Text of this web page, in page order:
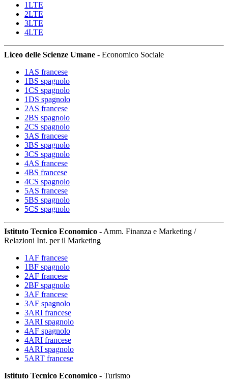
1LTE
2LTE
3LTE
4LTE
Liceo delle Scienze Umane - Economico Sociale
1AS francese
1BS spagnolo
1CS spagnolo
1DS spagnolo
2AS francese
2BS spagnolo
2CS spagnolo
3AS francese
3BS spagnolo
3CS spagnolo
4AS francese
4BS francese
4CS spagnolo
5AS francese
5BS spagnolo
5CS spagnolo
Istituto Tecnico Economico - Amm. Finanza e Marketing /
Relazioni Int. per il Marketing
1AF francese
1BF spagnolo
2AF francese
2BF spagnolo
3AF francese
3AF spagnolo
3ARI francese
3ARI spagnolo
4AF spagnolo
4ARI francese
4ARI spagnolo
5ART francese
Istituto Tecnico Economico - Turismo